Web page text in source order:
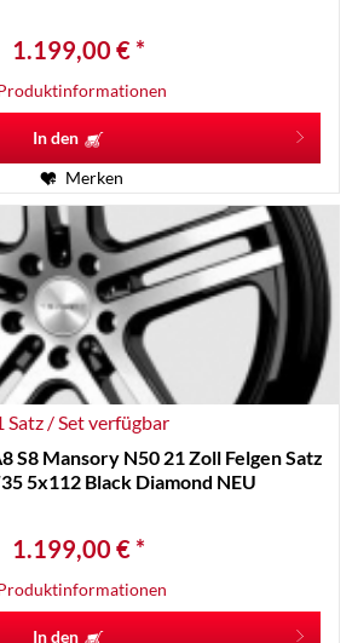
1.199,00 € *
In den
Merken
Satz / Set verfügbar
S8 Mansory N50 21 Zoll Felgen Satz
5x112 Black Diamond NEU
1.199,00 € *
In den